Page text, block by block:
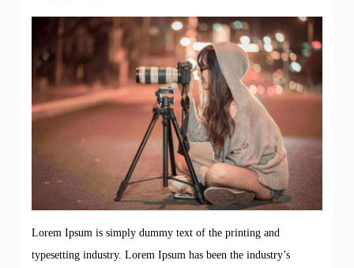
Lorem Ipsum is simply dummy text of the printing and
typesetting industry. Lorem Ipsum has been the industry’s